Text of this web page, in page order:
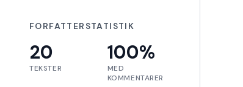
FORFATTERSTATISTIK
20
TEKSTER
100%
MED
KOMMENTARER